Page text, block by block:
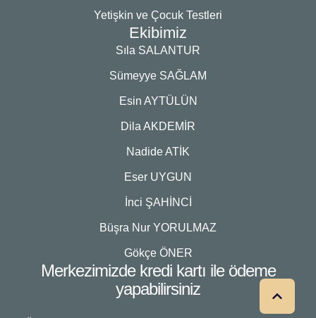
Yetişkin ve Çocuk Testleri
Ekibimiz
Sıla SALANTUR
Sümeyye SAĞLAM
Esin AYTÜLÜN
Dila AKDEMİR
Nadide ATİK
Eser UYGUN
İnci ŞAHİNCİ
Büşra Nur YORULMAZ
Gökçe ÖNER
Merkezimizde kredi kartı ile ödeme
yapabilirsiniz